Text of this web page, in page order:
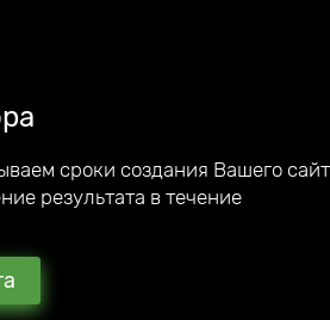
сроки создания Вашего
результата в течение